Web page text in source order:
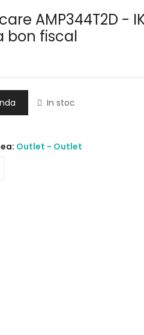
AMP344T2D -
bon fiscal
In stoc
Outlet - Outlet